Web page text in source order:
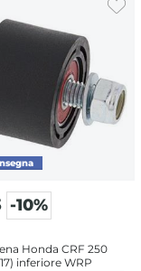
-10%
Honda CRF 250
inferiore WRP